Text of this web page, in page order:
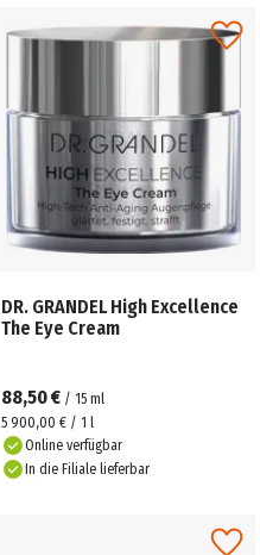
DR. GRANDEL High Excellence
The Eye Cream
88,50 € / 15 ml
5 900,00 € / 1 l
Online verfügbar
In die Filiale lieferbar